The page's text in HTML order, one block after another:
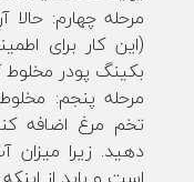
مرحله چهارم:
(این کار برای
بکینگ پودر
مرحله پنجم:
تخم مرغ اضافه
دهید. زیرا